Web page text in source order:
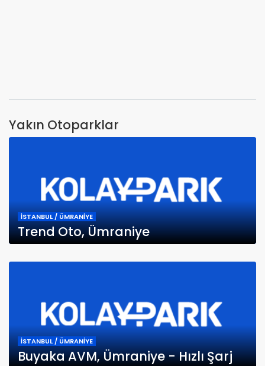
Yakın Otoparklar
İSTANBUL / ÜMRANİYE
Trend Oto, Ümraniye
İSTANBUL / ÜMRANİYE
Buyaka AVM, Ümraniye - Hızlı Şarj